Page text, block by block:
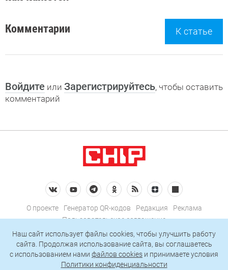
Комментарии К статье
Войдите или Зарегистрируйтесь, чтобы оставить
комментарий
О проекте Генератор QR-кодов Редакция
Реклама
Пользовательское соглашение
Политика конфиденциальности
Подписаться на рассылку
Наш сайт использует файлы cookies, чтобы улучшить работу
сайта. Продолжая использование сайта, вы соглашаетесь
c использованием нами файлов cookies и принимаете условия
Политики конфиденциальности